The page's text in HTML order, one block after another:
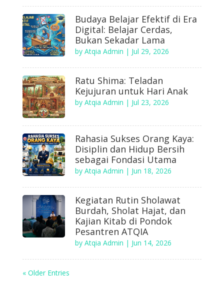
Budaya Belajar Efektif di Era
Digital: Belajar Cerdas,
Bukan Sekadar Lama
by Atqia Admin | Jul 29, 2026
Ratu Shima: Teladan
Kejujuran untuk Hari Anak
by Atqia Admin | Jul 23, 2026
Rahasia Sukses Orang Kaya:
Disiplin dan Hidup Bersih
sebagai Fondasi Utama
by Atqia Admin | Jun 18, 2026
Kegiatan Rutin Sholawat
Burdah, Sholat Hajat, dan
Kajian Kitab di Pondok
Pesantren ATQIA
by Atqia Admin | Jun 14, 2026
« Older Entries